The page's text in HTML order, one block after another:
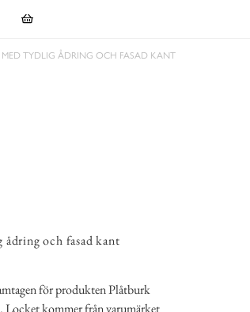
TYDLIG ÅDRING OCH FASAD KANT
och fasad kant
för produkten Plåtburk